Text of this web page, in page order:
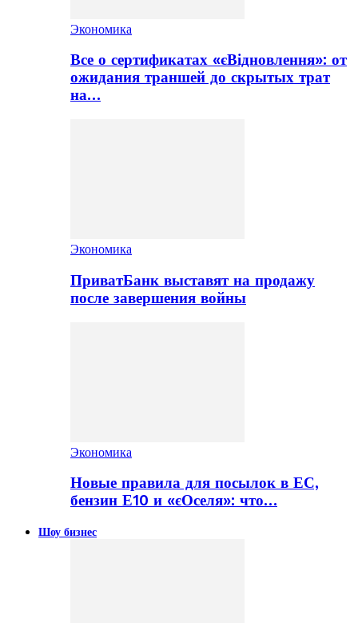
Экономика
Все о сертификатах «єВідновлення»: от
ожидания траншей до скрытых трат
на…
Экономика
ПриватБанк выставят на продажу
после завершения войны
Экономика
Новые правила для посылок в ЕС,
бензин Е10 и «єОселя»: что…
Шоу бизнес